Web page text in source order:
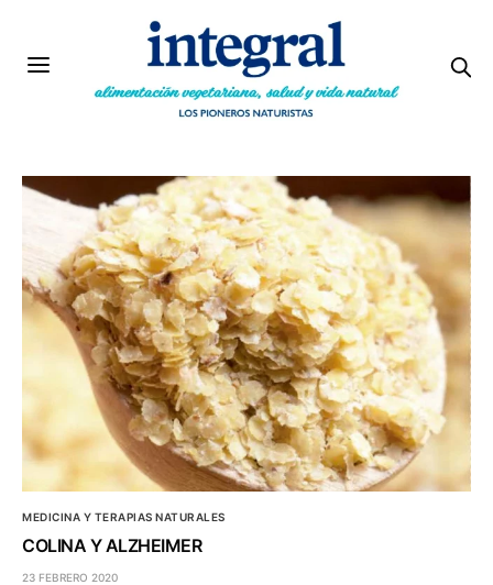
MEDICINA Y TERAPIAS NATURALES
COLINA Y ALZHEIMER
23 FEBRERO 2020